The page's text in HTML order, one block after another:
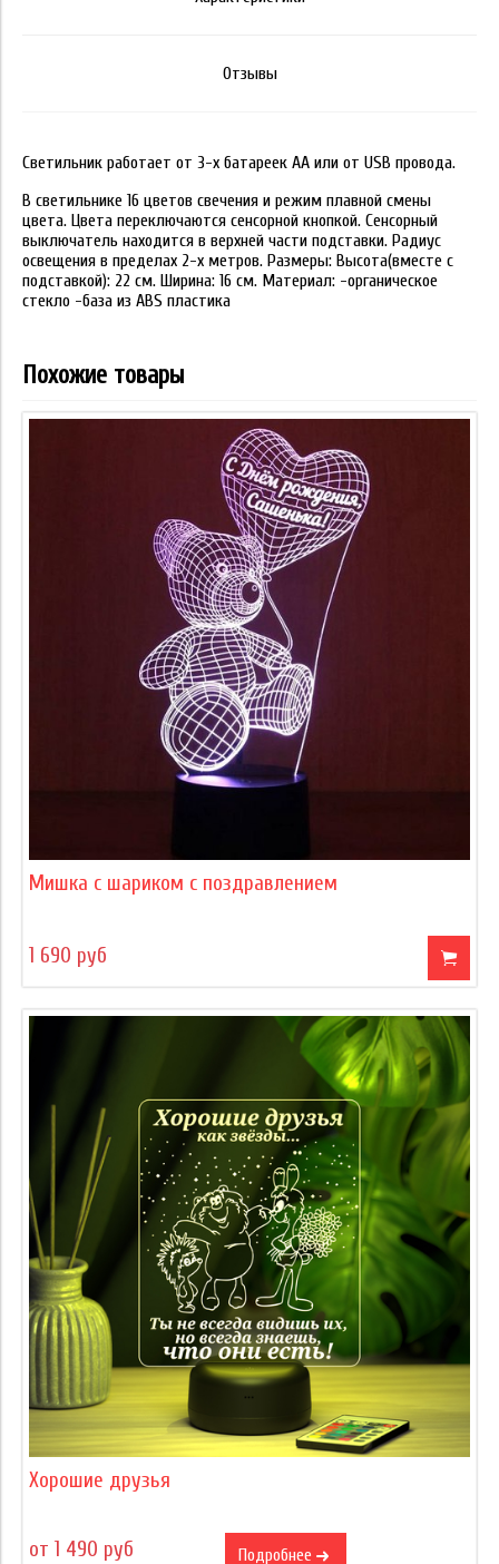
Отзывы
Светильник работает от 3-х батареек АА или от USB провода.
В светильнике 16 цветов свечения и режим плавной смены
цвета. Цвета переключаются сенсорной кнопкой. Сенсорный
выключатель находится в верхней части подставки. Радиус
освещения в пределах 2-х метров. Размеры: Высота(вместе с
подставкой): 22 см. Ширина: 16 см. Материал: -органическое
стекло -база из ABS пластика
Похожие товары
Мишка с шариком с поздравлением
1 690 руб
Хорошие друзья
от 1 490 руб Подробнее